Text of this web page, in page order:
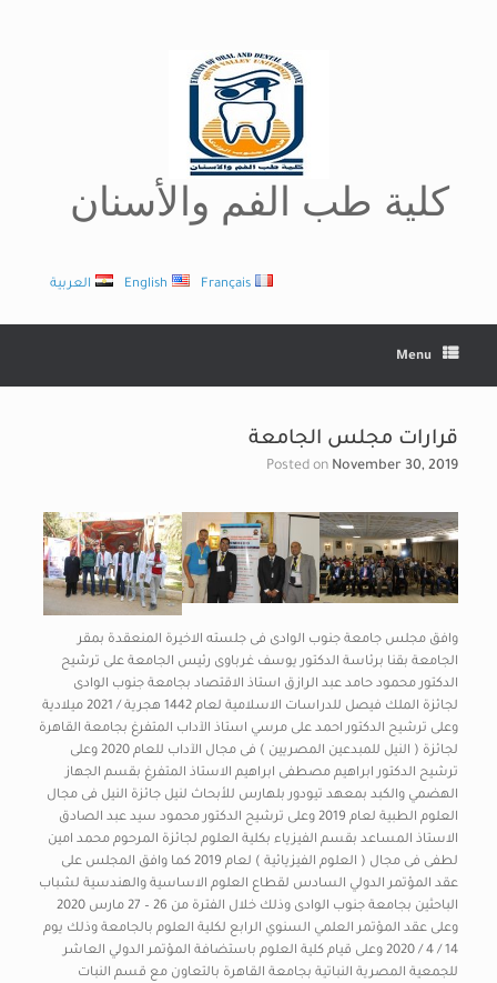
كلية طب الفم والأسنان
العربية English Français
Menu
قرارات مجلس الجامعة
Posted on November 30, 2019
وافق مجلس جامعة جنوب الوادى فى جلسته الاخيرة المنعقدة بمقر
الجامعة بقنا برئاسة الدكتور يوسف غرباوى رئيس الجامعة على ترشيح
الدكتور محمود حامد عبد الرازق استاذ الاقتصاد بجامعة جنوب الوادى
لجائزة الملك فيصل للدراسات الاسلامية لعام 1442 هجرية / 2021 ميلادية
وعلى ترشيح الدكتور احمد على مرسي استاذ الآداب المتفرغ بجامعة القاهرة
لجائزة ( النيل للمبدعين المصريين ) فى مجال الآداب للعام 2020 وعلى
ترشيح الدكتور ابراهيم مصطفى ابراهيم الاستاذ المتفرغ بقسم الجهاز
الهضمي والكبد بمعهد تيودور بلهارس للأبحاث لنيل جائزة النيل فى مجال
العلوم الطبية لعام 2019 وعلى ترشيح الدكتور محمود سيد عبد الصادق
الاستاذ المساعد بقسم الفيزياء بكلية العلوم لجائزة المرحوم محمد امين
لطفى فى مجال ( العلوم الفيزيائية ) لعام 2019 كما وافق المجلس على
عقد المؤتمر الدولي السادس لقطاع العلوم الاساسية والهندسية لشباب
الباحثين بجامعة جنوب الوادى وذلك خلال الفترة من 26 – 27 مارس 2020
وعلى عقد المؤتمر العلمي السنوي الرابع لكلية العلوم بالجامعة وذلك يوم
14 / 4 / 2020 وعلى قيام كلية العلوم باستضافة المؤتمر الدولي العاشر
للجمعية المصرية النباتية بجامعة القاهرة بالتعاون مع قسم النبات